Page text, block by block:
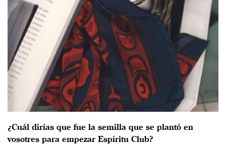
¿Cuál dirías que fue la semilla que se plantó en
vosotres para empezar Espíritu Club?